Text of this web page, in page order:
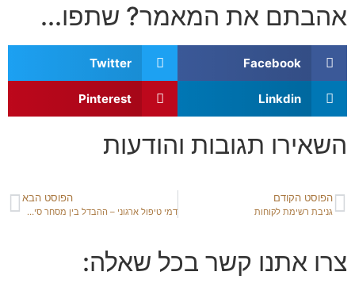
אהבתם את המאמר? שתפו...
Facebook
Twitter
Linkdin
Pinterest
השאירו תגובות והודעות
הפוסט הקודם
גניבת רשימת לקוחות
הפוסט הבא
דמי טיפול ארגוני – ההבדל בין מסחר סיטונאי לקמעונאי
צרו אתנו קשר בכל שאלה: